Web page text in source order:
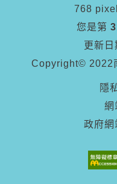
768
您是第
更新日
Copyright© 2022
隱
網
政府網